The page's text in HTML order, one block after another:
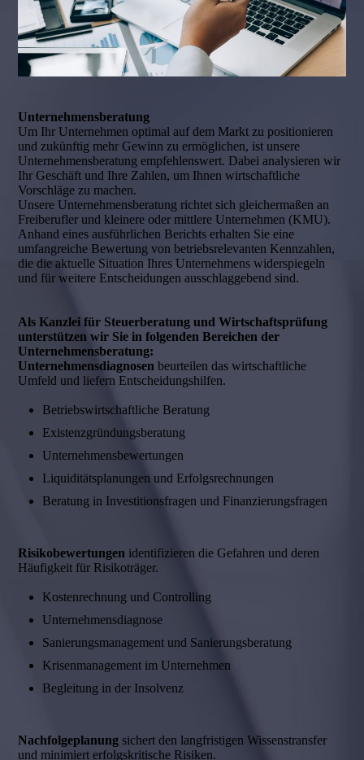
Unternehmensberatung
Um Ihr Unternehmen optimal auf dem Markt zu positionieren
und zukünftig mehr Gewinn zu ermöglichen, ist unsere
Unternehmensberatung empfehlenswert. Dabei analysieren wir
Ihr Geschäft und Ihre Zahlen, um Ihnen wirtschaftliche
Vorschläge zu machen.
Unsere Unternehmensberatung richtet sich gleichermaßen an
Freiberufler und kleinere oder mittlere Unternehmen (KMU).
Anhand eines ausführlichen Berichts erhalten Sie eine
umfangreiche Bewertung von betriebsrelevanten Kennzahlen,
die die aktuelle Situation Ihres Unternehmens widerspiegeln
und für weitere Entscheidungen ausschlaggebend sind.
Als Kanzlei für Steuerberatung und Wirtschaftsprüfung
unterstützen wir Sie in folgenden Bereichen der
Unternehmensberatung:
Unternehmensdiagnosenbeurteilen das wirtschaftliche
Umfeld und liefern Entscheidungshilfen.
Betriebswirtschaftliche Beratung
Existenzgründungsberatung
Unternehmensbewertungen
Liquiditätsplanungen und Erfolgsrechnungen
Beratung in Investitionsfragen und Finanzierungsfragen
Risikobewertungen identifizieren die Gefahren und deren
Häufigkeit für Risikoträger.
Kostenrechnung und Controlling
Unternehmensdiagnose
Sanierungsmanagement und Sanierungsberatung
Krisenmanagement im Unternehmen
Begleitung in der Insolvenz
Nachfolgeplanungsichert den langfristigen Wissenstransfer
und minimiert erfolgskritische Risiken.